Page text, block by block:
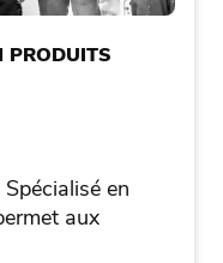
PRODUITS
en
aux